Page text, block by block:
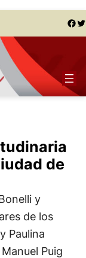
Facebook Twitter
de
y
de los
Paulina
Puig